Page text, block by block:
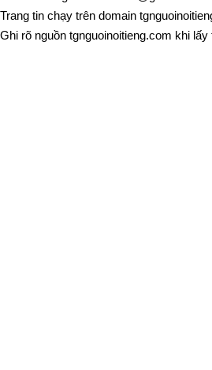
Trang tin chạy trên domain
Ghi rõ nguồn tgnguoinoitieng.com khi lấy